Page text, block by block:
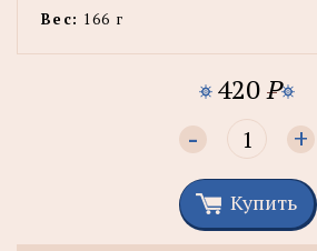
Вес: 166 г
420P
- +
Купить